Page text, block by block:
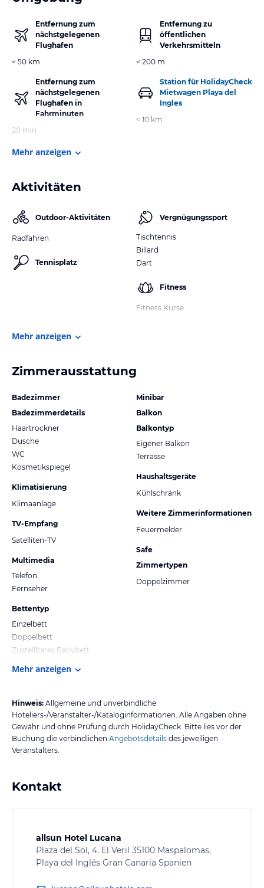
Entfernung zum
nächstgelegenen
Flughafen
< 50 km
Entfernung zum
nächstgelegenen
Flughafen in
Fahrminuten
20 min
Entfernung zu
öffentlichen
Verkehrsmitteln
< 200 m
Station für HolidayCheck
Mietwagen Playa del
Ingles
< 10 km
Mehr anzeigen
Aktivitäten
Outdoor-Aktivitäten
Radfahren
Tennisplatz
Vergnügungssport
Tischtennis
Billard
Dart
Fitness
Fitness Kurse
Mehr anzeigen
Zimmerausstattung
Badezimmer
Badezimmerdetails
Haartrockner
Dusche
WC
Kosmetikspiegel
Klimatisierung
Klimaanlage
TV-Empfang
Satelliten-TV
Multimedia
Telefon
Fernseher
Bettentyp
Einzelbett
Doppelbett
Zustellbares Babybett
Minibar
Balkon
Balkontyp
Eigener Balkon
Terrasse
Haushaltsgeräte
Kühlschrank
Weitere Zimmerinformationen
Feuermelder
Safe
Zimmertypen
Doppelzimmer
Mehr anzeigen
Hinweis: Allgemeine und unverbindliche
Hoteliers-/Veranstalter-/Kataloginformationen. Alle Angaben ohne
Gewähr und ohne Prüfung durch HolidayCheck. Bitte lies vor der
Buchung die verbindlichen Angebotsdetails des jeweiligen
Veranstalters.
Kontakt
allsun Hotel Lucana
Plaza del Sol, 4. El Veril 35100 Maspalomas,
Playa del Inglés Gran Canaria Spanien